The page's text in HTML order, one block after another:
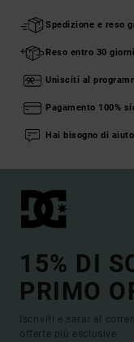
Spedizione e reso
Reso entro 30 giorni
Unisciti al
Pagamento 100%
Hai bisogno di
15% DI
PRIMO
Iscriviti e sarai al
offerte più esclusive.